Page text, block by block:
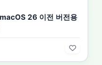
26 이전 버전용